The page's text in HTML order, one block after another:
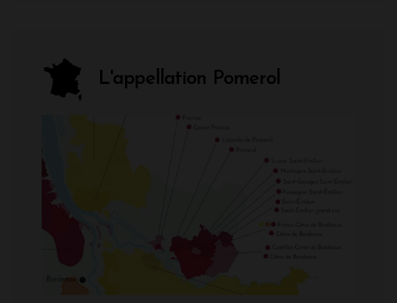
L'appellation Pomerol